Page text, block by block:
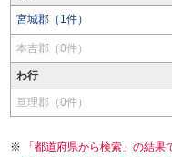
宮城郡（1件）
本吉郡（0件）
わ行
亘理郡（0件）
「都道府県から検索」の結